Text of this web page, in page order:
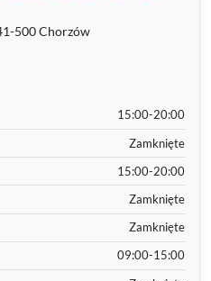
500 Chorzów
15:00-20:00
Zamknięte
15:00-20:00
Zamknięte
Zamknięte
09:00-15:00